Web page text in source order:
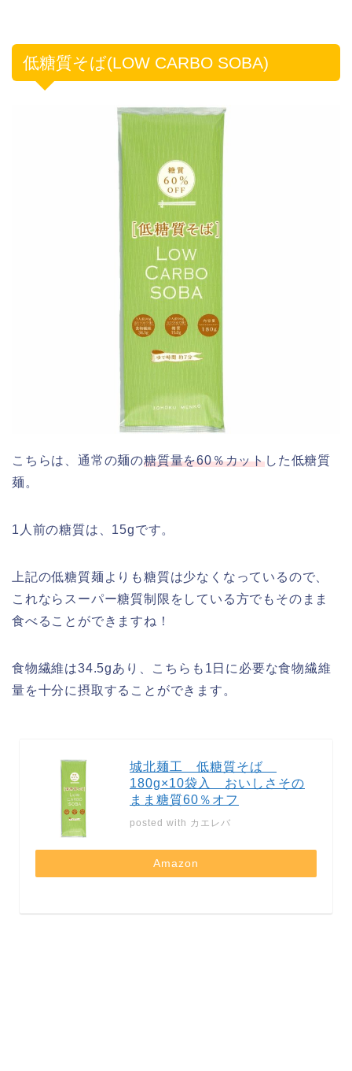
低糖質そば(LOW CARBO SOBA)
こちらは、通常の麺の糖質量を60％カットした低糖質
麺。
1人前の糖質は、15gです。
上記の低糖質麺よりも糖質は少なくなっているので、
これならスーパー糖質制限をしている方でもそのまま
食べることができますね！
食物繊維は34.5gあり、こちらも1日に必要な食物繊維
量を十分に摂取することができます。
城北麺工 低糖質そば
180g×10袋入 おいしさその
まま糖質60％オフ
posted with カエレバ
Amazon